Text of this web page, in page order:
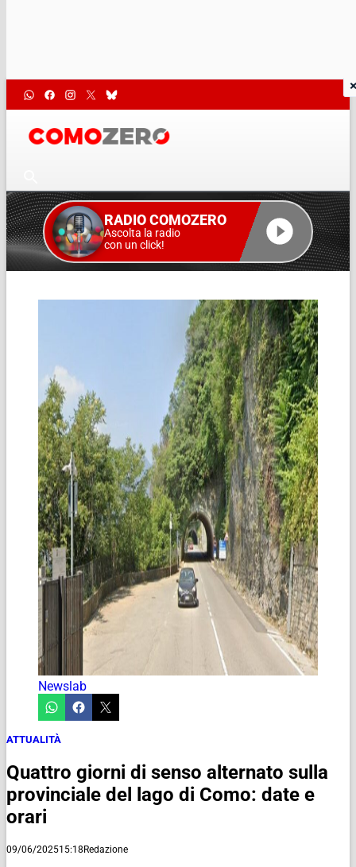
RADIO COMOZERO
Ascolta la radio
con un click!
Newslab
ATTUALITÀ
Quattro giorni di senso alternato sulla
provinciale del lago di Como: date e
orari
09/06/202515:18Redazione